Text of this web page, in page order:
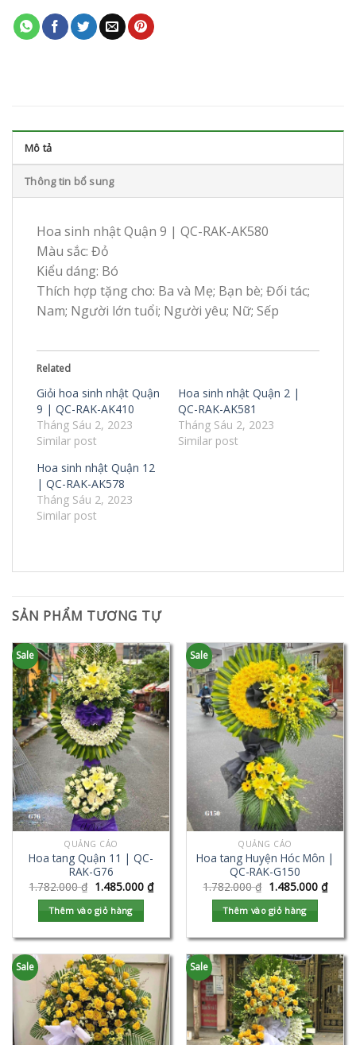
Mô tả
Thông tin bổ sung
Hoa sinh nhật Quận 9 | QC-RAK-AK580
Màu sắc: Đỏ
Kiểu dáng: Bó
Thích hợp tặng cho: Ba và Mẹ; Bạn bè; Đối tác;
Nam; Người lớn tuổi; Người yêu; Nữ; Sếp
Related
Giỏi hoa sinh nhật Quận
9 | QC-RAK-AK410
Tháng Sáu 2, 2023
Similar post
Hoa sinh nhật Quận 2 |
QC-RAK-AK581
Tháng Sáu 2, 2023
Similar post
Hoa sinh nhật Quận 12
| QC-RAK-AK578
Tháng Sáu 2, 2023
Similar post
SẢN PHẨM TƯƠNG TỰ
Sale
QUẢNG CÁO
Hoa tang Quận 11 | QC-
RAK-G76
1.782.000₫ 1.485.000 ₫
Thêm vào giỏ hàng
Sale
QUẢNG CÁO
Hoa tang Huyện Hóc Môn |
QC-RAK-G150
1.782.000₫ 1.485.000 ₫
Thêm vào giỏ hàng
Sale Sale